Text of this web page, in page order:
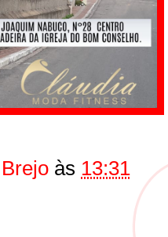
às 13:31